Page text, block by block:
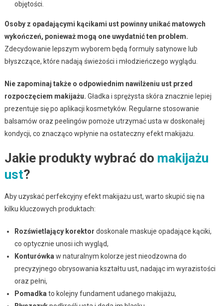
objętości.
Osoby z opadającymi kącikami ust powinny unikać matowych
wykończeń, ponieważ mogą one uwydatnić ten problem.
Zdecydowanie lepszym wyborem będą formuły satynowe lub
błyszczące, które nadają świeżości i młodzieńczego wyglądu.
Nie zapominaj także o odpowiednim nawilżeniu ust przed
rozpoczęciem makijażu. Gładka i sprężysta skóra znacznie lepiej
prezentuje się po aplikacji kosmetyków. Regularne stosowanie
balsamów oraz peelingów pomoże utrzymać usta w doskonałej
kondycji, co znacząco wpłynie na ostateczny efekt makijażu.
Jakie produkty wybrać do makijażu
ust?
Aby uzyskać perfekcyjny efekt makijażu ust, warto skupić się na
kilku kluczowych produktach:
Rozświetlający korektor doskonale maskuje opadające kąciki,
co optycznie unosi ich wygląd,
Konturówka w naturalnym kolorze jest nieodzowna do
precyzyjnego obrysowania kształtu ust, nadając im wyrazistości
oraz pełni,
Pomadka to kolejny fundament udanego makijażu,